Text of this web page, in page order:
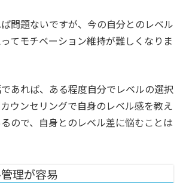
問題ないですが、今の自分とのレベル
てモチベーション維持が難しくなりま
あれば、ある程度自分でレベルの選択
ウンセリングで自身のレベル感を教え
ので、自身とのレベル差に悩むことは
理が容易